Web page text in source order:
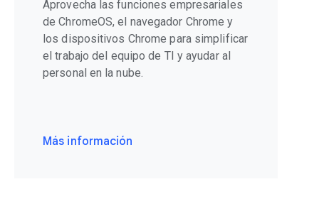
Aprovecha las funciones empresariales
de ChromeOS, el navegador Chrome y
los dispositivos Chrome para simplificar
el trabajo del equipo de TI y ayudar al
personal en la nube.
Más información